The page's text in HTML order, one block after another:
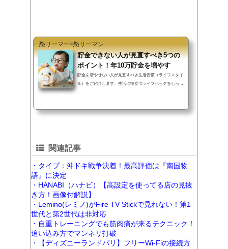
怒リーマー×怒リーマン
貯金できない人が見直すべき5つの
ポイント！年10万貯金を増やす
貯金を増やせない人が見直すべき生活習慣（ライフスタイ
ル）をご紹介します。生活に役立つライフハックをしっか
関連記事
・タイプ：沖ドキ戦争決着！最高評価は『南国物
語』に決定
・HANABI（ハナビ）【高設定を使ってる店の見抜
き方！画像付解説】
・Lemino(レミノ)がFire TV Stickで見れない！第1
世代と第2世代は非対応
・自重トレーニングでも筋肉痛が来るテクニック！
追い込み方でマンネリ打破
・【ディズニーランドパリ】フリーWi-Fiの接続方